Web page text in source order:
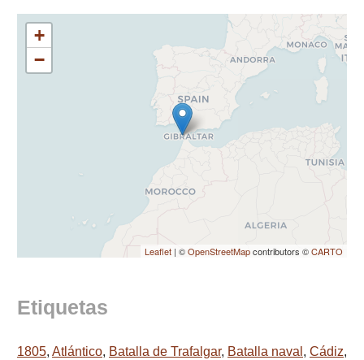
+
−
Leaflet | ©OpenStreetMapcontributors ©CARTO
Etiquetas
1805, Atlántico, Batalla de Trafalgar, Batalla naval , Cádiz,